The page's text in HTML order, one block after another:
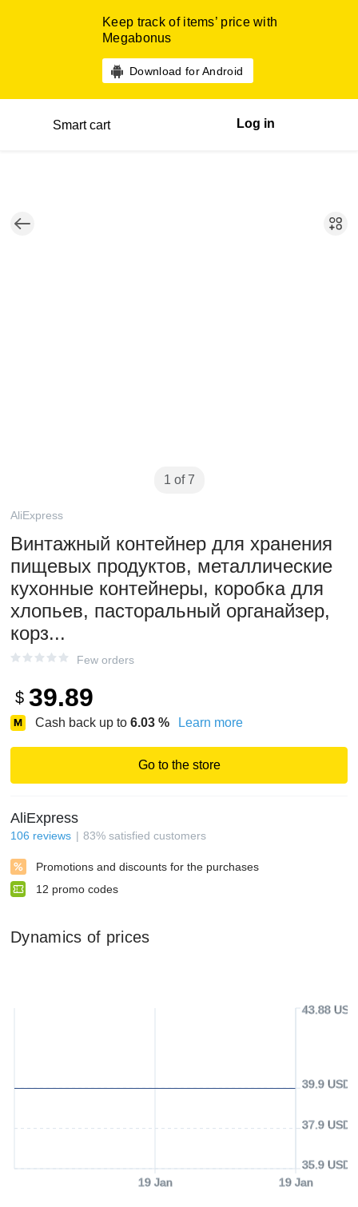
Keep track of items’ price with
Megabonus
Download for Android
Smart cart Log in
1 of 7
AliExpress
Винтажный контейнер для хранения
пищевых продуктов, металлические
кухонные контейнеры, коробка для
хлопьев, пасторальный органайзер,
корз...
Few orders
$ 39.89
Cash back up to 6.03 % Learn more
Go to the store
AliExpress
106 reviews 83% satisfied customers
Promotions and discounts for the purchases
12 promo codes
Dynamics of prices
19 Jan 19 Jan
35.9 USD
37.9 USD
39.9 USD
43.88 USD